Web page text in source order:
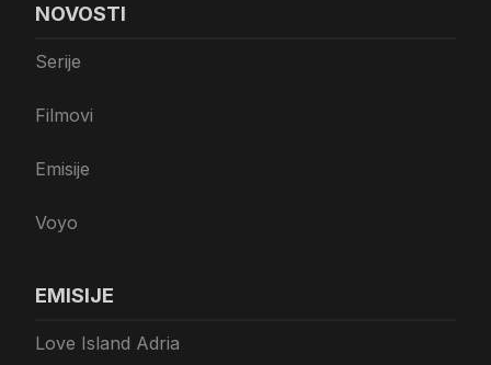
NOVOSTI
Serije
Filmovi
Emisije
Voyo
EMISIJE
Love Island Adria